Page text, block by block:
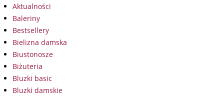
Aktualności
Baleriny
Bestsellery
Bielizna damska
Biustonosze
Biżuteria
Bluzki basic
Bluzki damskie